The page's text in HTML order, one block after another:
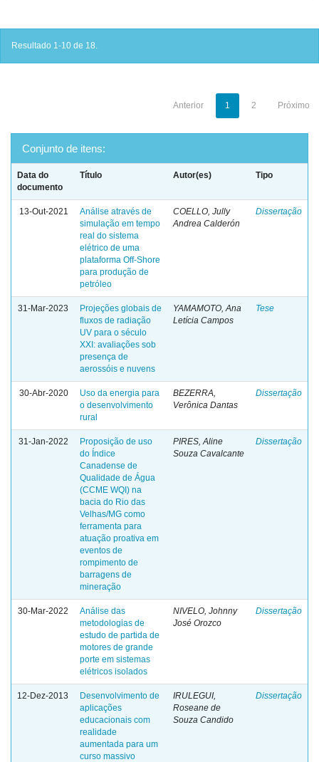
Resultado 1-10 de 18.
Anterior 1 2 Próximo
Conjunto de itens:
Data do
documento
Título Autor(es) Tipo
13-Out-2021
Análise através de
simulação em tempo
real do sistema
elétrico de uma
plataforma Off-Shore
para produção de
petróleo
COELLO, Jully
Andrea Calderón
Dissertação
31-Mar-2023
Projeções globais de
fluxos de radiação
UV para o século
XXI: avaliações sob
presença de
aerossóis e nuvens
YAMAMOTO, Ana
Letícia Campos
Tese
30-Abr-2020
Uso da energia para
o desenvolvimento
rural
BEZERRA,
Verônica Dantas
Dissertação
31-Jan-2022
Proposição de uso
do Índice
Canadense de
Qualidade de Água
(CCME WQI) na
bacia do Rio das
Velhas/MG como
ferramenta para
atuação proativa em
eventos de
rompimento de
barragens de
mineração
PIRES, Aline
Souza Cavalcante
Dissertação
30-Mar-2022
Análise das
metodologias de
estudo de partida de
motores de grande
porte em sistemas
elétricos isolados
NIVELO, Johnny
José Orozco
Dissertação
12-Dez-2013
Desenvolvimento de
aplicações
educacionais com
realidade
aumentada para um
curso massivo
IRULEGUI,
Roseane de
Souza Candido
Dissertação